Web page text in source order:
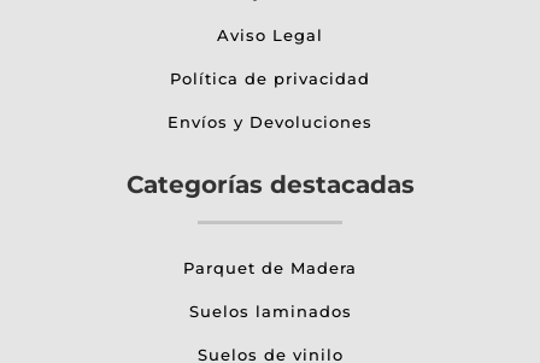
Aviso Legal
Política de privacidad
Envíos y Devoluciones
Categorías destacadas
Parquet de Madera
Suelos laminados
Suelos de vinilo